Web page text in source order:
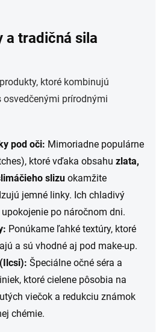
p
a tradičná sila
ktoré kombinujú
prírodnými
pod oči: Mimoriadne populárne
ktoré vďaka obsahu zlata,
slizu okamžite
jemné linky. Ich chladivý
po náročnom dni.
Ponúkame ľahké textúry, ktoré
a sú vhodné aj pod make-up.
Špeciálne očné séra a
ktoré cielene pôsobia na
viečok a redukciu známok
chémie.